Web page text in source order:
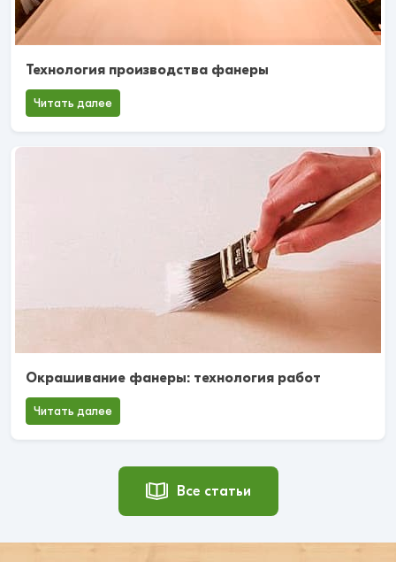
Технология производства фанеры
Читать далее
Окрашивание фанеры: технология работ
Читать далее
Все статьи